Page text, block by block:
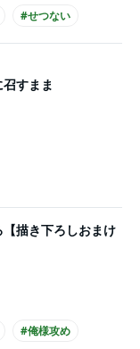
#せつない
め
#黒髪受け
すまま
描き下ろしおまけ
#俺様攻め